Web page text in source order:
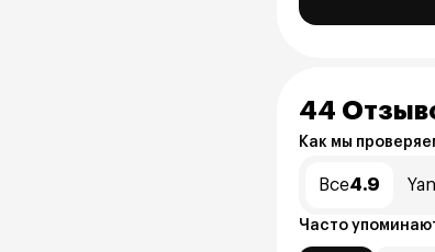
44
Как мы
Все4.9
Часто